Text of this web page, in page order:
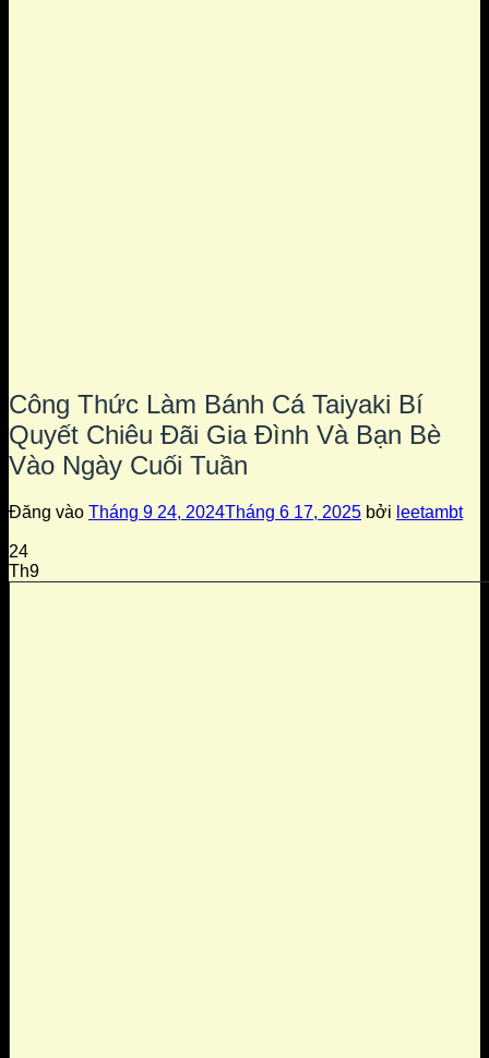
Công Thức Làm Bánh Cá Taiyaki Bí
Quyết Chiêu Đãi Gia Đình Và Bạn Bè
Vào Ngày Cuối Tuần
Đăng vào Tháng 9 24, 2024Tháng 6 17, 2025 bởi leetambt
24
Th9